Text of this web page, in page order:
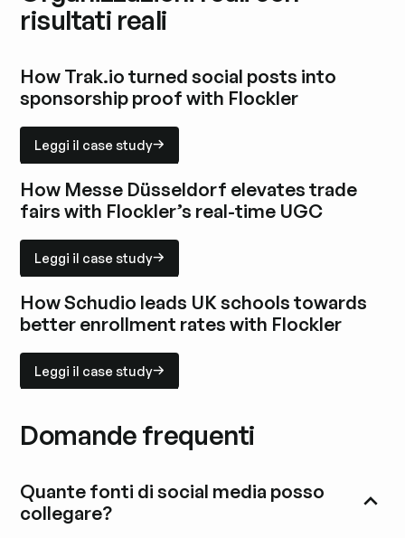
risultati reali
How Trak.io turned social posts into
sponsorship proof with Flockler
Leggi il case study
How Messe Düsseldorf elevates trade
fairs with Flockler’s real-time UGC
Leggi il case study
How Schudio leads UK schools towards
better enrollment rates with Flockler
Leggi il case study
Domande frequenti
Quante fonti di social media posso
collegare?